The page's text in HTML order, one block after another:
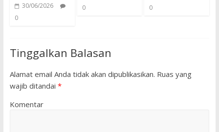
30/06/2026
0
0
0
Tinggalkan Balasan
Alamat email Anda tidak akan dipublikasikan. Ruas yang
wajib ditandai *
Komentar